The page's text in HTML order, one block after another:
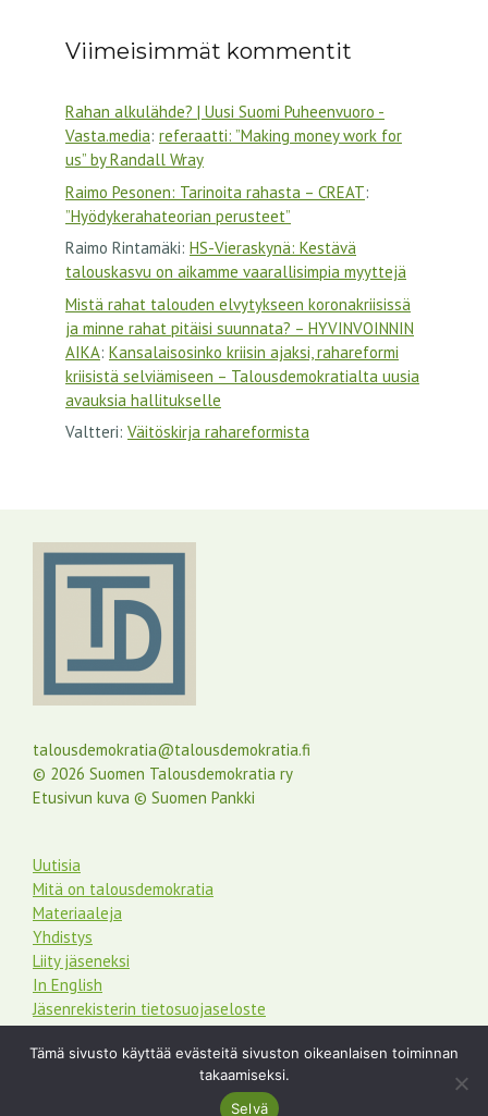
Viimeisimmät kommentit
Rahan alkulähde? | Uusi Suomi Puheenvuoro -
Vasta.media: referaatti: ”Making money work for
us” by Randall Wray
Raimo Pesonen: Tarinoita rahasta – CREAT:
”Hyödykerahateorian perusteet”
Raimo Rintamäki: HS-Vieraskynä: Kestävä
talouskasvu on aikamme vaarallisimpia myyttejä
Mistä rahat talouden elvytykseen koronakriisissä
ja minne rahat pitäisi suunnata? – HYVINVOINNIN
AIKA: Kansalaisosinko kriisin ajaksi, rahareformi
kriisistä selviämiseen – Talousdemokratialta uusia
avauksia hallitukselle
Valtteri: Väitöskirja rahareformista
talousdemokratia@talousdemokratia.fi
© 2026 Suomen Talousdemokratia ry
Etusivun kuva © Suomen Pankki
Uutisia
Mitä on talousdemokratia
Materiaaleja
Yhdistys
Liity jäseneksi
In English
Jäsenrekisterin tietosuojaseloste
Tämä sivusto käyttää evästeitä sivuston oikeanlaisen toiminnan
takaamiseksi.
Selvä